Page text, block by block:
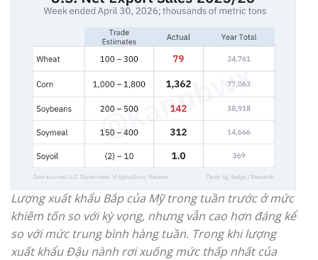
Lượng xuất khẩu Bắp của Mỹ trong tuần trước ở mức
khiêm tốn so với kỳ vọng, nhưng vẫn cao hơn đáng kể
so với mức trung bình hàng tuần. Trong khi lượng
xuất khẩu Đậu nành rơi xuống mức thấp nhất của